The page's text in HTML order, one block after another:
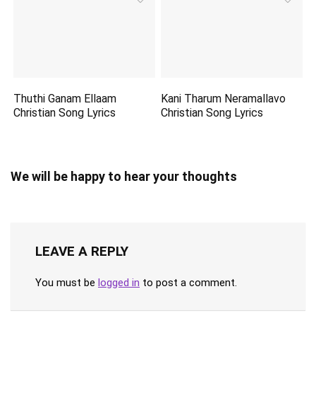
Thuthi Ganam Ellaam
Christian Song Lyrics
Kani Tharum Neramallavo
Christian Song Lyrics
We will be happy to hear your thoughts
LEAVE A REPLY
You must be logged in to post a comment.